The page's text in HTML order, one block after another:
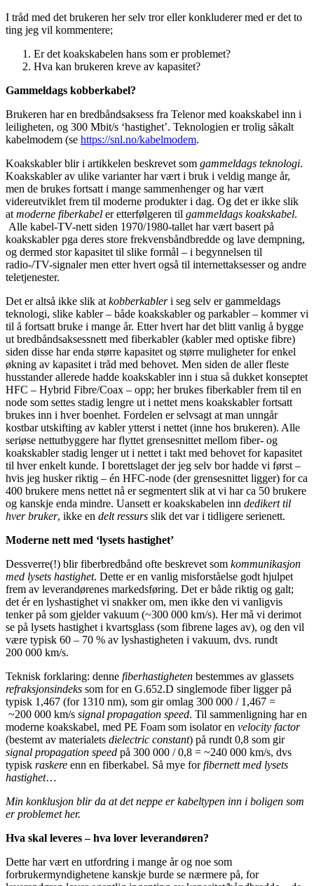
I tråd med det brukeren her selv tror eller konkluderer med er det to
ting jeg vil kommentere;
Er det koakskabelen hans som er problemet?
Hva kan brukeren kreve av kapasitet?
Gammeldags kobberkabel?
Brukeren har en bredbåndsaksess fra Telenor med koakskabel inn i
leiligheten, og 300 Mbit/s ‘hastighet’. Teknologien er trolig såkalt
kabelmodem (se https://snl.no/kabelmodem.
Koakskabler blir i artikkelen beskrevet som gammeldags teknologi.
Koakskabler av ulike varianter har vært i bruk i veldig mange år,
men de brukes fortsatt i mange sammenhenger og har vært
videreutviklet frem til moderne produkter i dag. Og det er ikke slik
at moderne fiberkabel er etterfølgeren til gammeldags koakskabel.
Alle kabel-TV-nett siden 1970/1980-tallet har vært basert på
koakskabler pga deres store frekvensbåndbredde og lave dempning,
og dermed stor kapasitet til slike formål – i begynnelsen til
radio-/TV-signaler men etter hvert også til internettaksesser og andre
teletjenester.
Det er altså ikke slik at kobberkableri seg selv er gammeldags
teknologi, slike kabler – både koakskabler og parkabler – kommer vi
til å fortsatt bruke i mange år. Etter hvert har det blitt vanlig å bygge
ut bredbåndsaksessnett med fiberkabler (kabler med optiske fibre)
siden disse har enda større kapasitet og større muligheter for enkel
økning av kapasitet i tråd med behovet. Men siden de aller fleste
husstander allerede hadde koakskabler inn i stua så dukket konseptet
HFC – Hybrid Fibre/Coax – opp; her brukes fiberkabler frem til en
node som settes stadig lengre ut i nettet mens koakskabler fortsatt
brukes inn i hver boenhet. Fordelen er selvsagt at man unngår
kostbar utskifting av kabler ytterst i nettet (inne hos brukeren). Alle
seriøse nettutbyggere har flyttet grensesnittet mellom fiber- og
koakskabler stadig lenger ut i nettet i takt med behovet for kapasitet
til hver enkelt kunde. I borettslaget der jeg selv bor hadde vi først –
hvis jeg husker riktig – én HFC-node (der grensesnittet ligger) for ca
400 brukere mens nettet nå er segmentert slik at vi har ca 50 brukere
og kanskje enda mindre. Uansett er koakskabelen inn dedikert til
hver bruker, ikke en delt ressurs slik det var i tidligere serienett.
Moderne nett med ‘lysets hastighet’
Dessverre(!) blir fiberbredbånd ofte beskrevet som kommunikasjon
med lysets hastighet. Dette er en vanlig misforståelse godt hjulpet
frem av leverandørenes markedsføring. Det er både riktig og galt;
det ér en lyshastighet vi snakker om, men ikke den vi vanligvis
tenker på som gjelder vakuum (~300 000 km/s). Her må vi derimot
se på lysets hastighet i kvartsglass (som fibrene lages av), og den vil
være typisk 60 – 70 % av lyshastigheten i vakuum, dvs. rundt
200 000 km/s.
Teknisk forklaring: denne fiberhastigheten bestemmes av glassets
refraksjonsindeks som for en G.652.D singlemode fiber ligger på
typisk 1,467 (for 1310 nm), som gir omlag 300 000 / 1,467 =
~200 000 km/s signal propagation speed. Til sammenligning har en
moderne koakskabel, med PE Foam som isolator en velocity factor
(bestemt av materialets dielectric constant) på rundt 0,8 som gir
signal propagation speed på 300 000 / 0,8 = ~240 000 km/s, dvs
typisk raskere enn en fiberkabel. Så mye forfibernett med lysets
hastighet…
Min konklusjon blir da at det neppe er kabeltypen inn i boligen som
er problemet her.
Hva skal leveres – hva lover leverandøren?
Dette har vært en utfordring i mange år og noe som
forbrukermyndighetene kanskje burde se nærmere på, for